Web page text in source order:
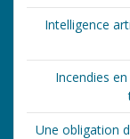
Intelligence
Incendies
Une obligation